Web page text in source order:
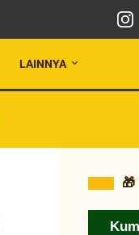
LAINNYA
🎁